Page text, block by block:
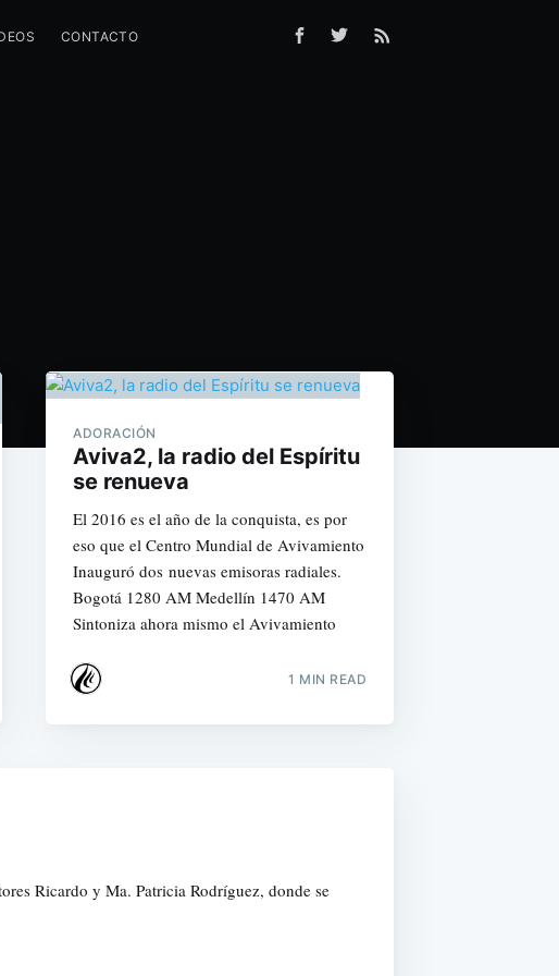
CONTACTO
ADORACIÓN
Aviva2, la radio del Espíritu
se renueva
El 2016 es el año de la conquista, es por
eso que el Centro Mundial de Avivamiento
Inauguró dos nuevas emisoras radiales.
Bogotá 1280 AM Medellín 1470 AM
Sintoniza ahora mismo el Avivamiento
1 MIN READ
Ricardo y Ma. Patricia Rodríguez, donde se